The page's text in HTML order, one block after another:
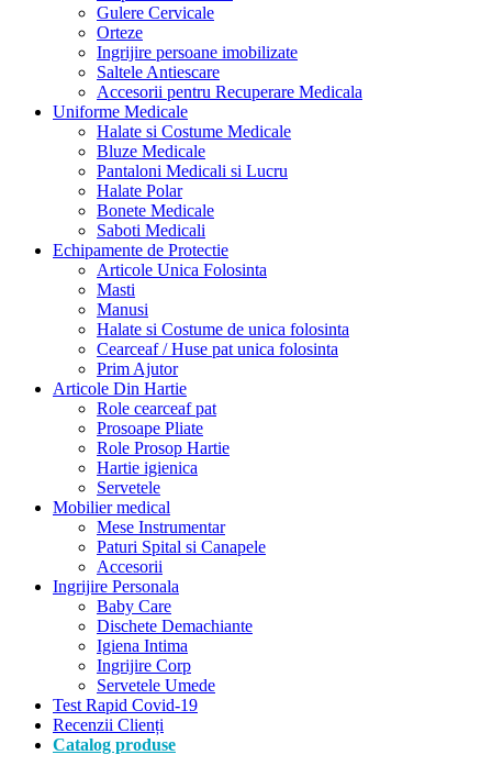
Gulere Cervicale
Orteze
Ingrijire persoane imobilizate
Saltele Antiescare
Accesorii pentru Recuperare Medicala
Uniforme Medicale
Halate si Costume Medicale
Bluze Medicale
Pantaloni Medicali si Lucru
Halate Polar
Bonete Medicale
Saboti Medicali
Echipamente de Protectie
Articole Unica Folosinta
Masti
Manusi
Halate si Costume de unica folosinta
Cearceaf / Huse pat unica folosinta
Prim Ajutor
Articole Din Hartie
Role cearceaf pat
Prosoape Pliate
Role Prosop Hartie
Hartie igienica
Servetele
Mobilier medical
Mese Instrumentar
Paturi Spital si Canapele
Accesorii
Ingrijire Personala
Baby Care
Dischete Demachiante
Igiena Intima
Ingrijire Corp
Servetele Umede
Test Rapid Covid-19
Recenzii Clienți
Catalog produse